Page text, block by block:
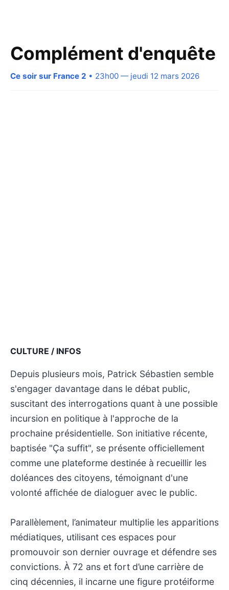
Complément d'enquête
Ce soir sur France 2 • 23h00 — jeudi 12 mars 2026
CULTURE / INFOS
Depuis plusieurs mois, Patrick Sébastien semble
s'engager davantage dans le débat public,
suscitant des interrogations quant à une possible
incursion en politique à l'approche de la
prochaine présidentielle. Son initiative récente,
baptisée "Ça suffit", se présente officiellement
comme une plateforme destinée à recueillir les
doléances des citoyens, témoignant d'une
volonté affichée de dialoguer avec le public.
Parallèlement, l’animateur multiplie les apparitions
médiatiques, utilisant ces espaces pour
promouvoir son dernier ouvrage et défendre ses
convictions. À 72 ans et fort d’une carrière de
cinq décennies, il incarne une figure protéiforme